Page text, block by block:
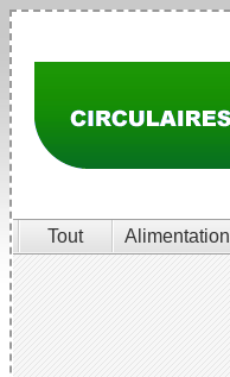
Tout Alimentation